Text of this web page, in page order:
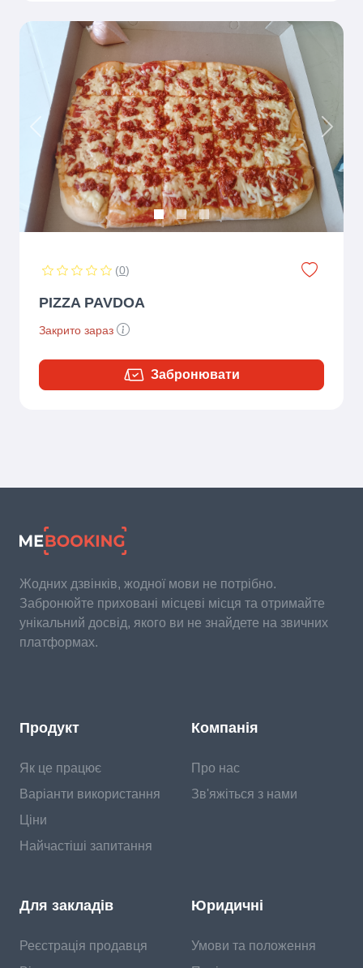
Previous Next
(0)
PIZZA PAVDOA
Закрито зараз
Забронювати
Жодних дзвінків, жодної мови не потрібно.
Забронюйте приховані місцеві місця та отримайте
унікальний досвід, якого ви не знайдете на звичних
платформах.
Продукт
Як це працює
Варіанти використання
Ціни
Найчастіші запитання
Компанія
Про нас
Зв'яжіться з нами
Для закладів
Реєстрація продавця
Юридичні
Умови та положення